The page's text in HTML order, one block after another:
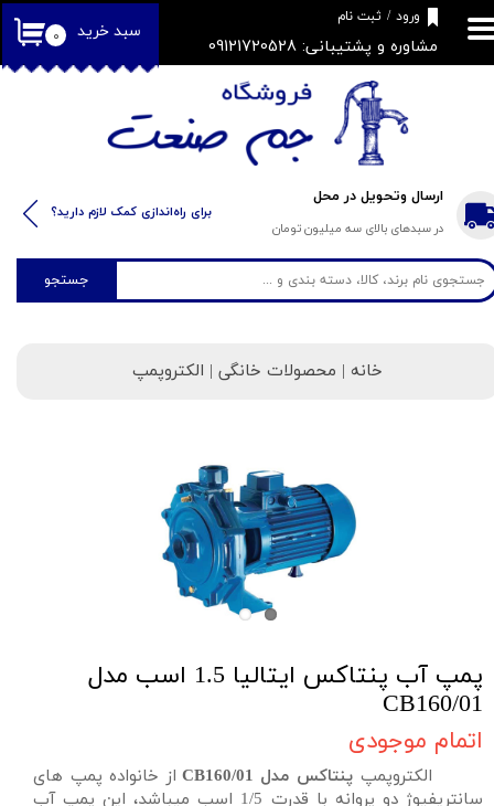
جستجو
ارسال وتحویل در محل
در سبدهای بالای سه میلیون تومان
مشاوره و پشتیبانی: 09121720528 ۰ سبد خرید
ورود / ثبت نام
حساب کاربری من
تغییر گذر واژه
خروج از حساب کاربری
​​برای راه‌اندازی کمک لازم دارید؟
خانه| محصولات خانگی | الکتروپمپ
پمپ آب پنتاکس ایتالیا 1.5 اسب مدل
CB160/01
اتمام موجودی
الکتروپمپ پنتاکس مدل CB160/01
از خانواده پمپ های
سانتریفیوژ دو پروانه با قدرت 1/5 اسب میباشد، این پمپ آب